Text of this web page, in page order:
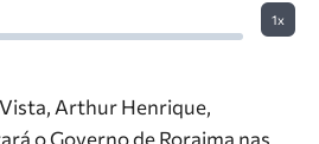
1x
Arthur Henrique,
o Governo de Roraima nas